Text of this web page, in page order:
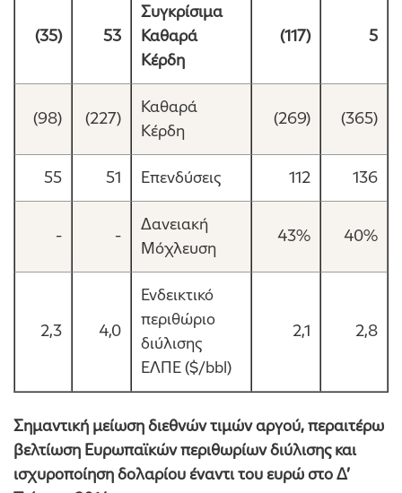
(35) 53
Συγκρίσιμα
Καθαρά
Κέρδη
(117) 5
(98) (227)
Καθαρά
Κέρδη
(269) (365)
55 51 Επενδύσεις 112 136
- -
Δανειακή
Μόχλευση
43% 40%
2,3 4,0
Ενδεικτικό
περιθώριο
διύλισης
ΕΛΠΕ ($/bbl)
2,1 2,8
Σημαντική μείωση διεθνών τιμών αργού, περαιτέρω
βελτίωση Ευρωπαϊκών περιθωρίων διύλισης και
ισχυροποίηση δολαρίου έναντι του ευρώ στο Δ’